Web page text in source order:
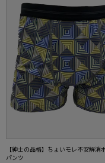
【紳士の品格】ちょいモレ不安解消
パンツ